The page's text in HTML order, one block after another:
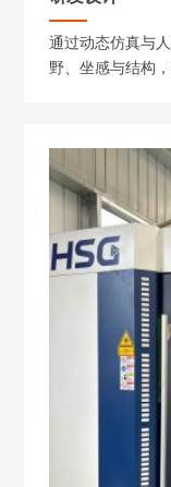
通过动态仿真与
野、坐感与结构